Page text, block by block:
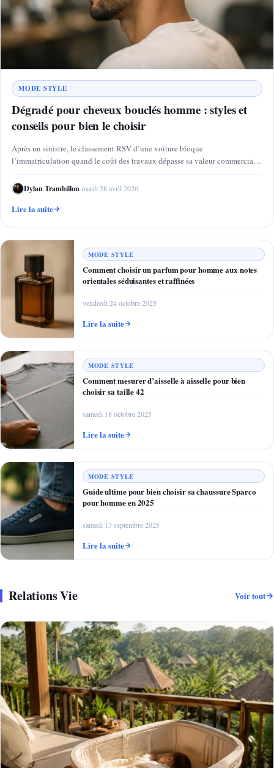
MODE STYLE
Dégradé pour cheveux bouclés homme : styles et
conseils pour bien le choisir
Après un sinistre, le classement RSV d’une voiture bloque
l’immatriculation quand le coût des travaux dépasse sa valeur commerciale
Dylan Trambillon·mardi 28 avril 2026
Lire la suite
MODE STYLE
Comment choisir un parfum pour homme aux notes
orientales séduisantes et raffinées
vendredi 24 octobre 2025
Lire la suite
MODE STYLE
Comment mesurer d’aisselle à aisselle pour bien
choisir sa taille 42
samedi 18 octobre 2025
Lire la suite
MODE STYLE
Guide ultime pour bien choisir sa chaussure Sparco
pour homme en 2025
samedi 13 septembre 2025
Lire la suite
Relations Vie Voir tout